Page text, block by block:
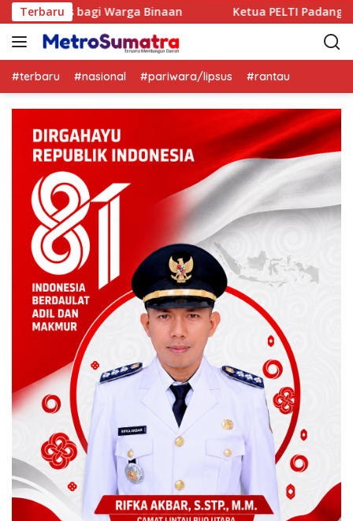
Terbaru
PELTI Padang Prof Ahmad Wira Buka Iwan Tennis Club
#terbaru #nasional #pariwara/lipsus #rantau